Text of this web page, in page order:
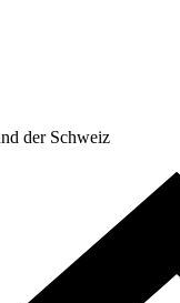
der Schweiz